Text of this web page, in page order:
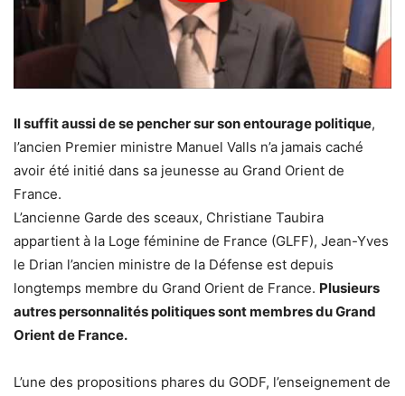
Il suffit aussi de se pencher sur son entourage politique,
l’ancien Premier ministre Manuel Valls n’a jamais caché
avoir été initié dans sa jeunesse au Grand Orient de
France.
L’ancienne Garde des sceaux, Christiane Taubira
appartient à la Loge féminine de France (GLFF), Jean-Yves
le Drian l’ancien ministre de la Défense est depuis
longtemps membre du Grand Orient de France. Plusieurs
autres personnalités politiques sont membres du Grand
Orient de France.
L’une des propositions phares du GODF, l’enseignement de